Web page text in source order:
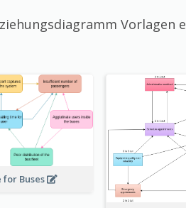
Vorlagen
Buses